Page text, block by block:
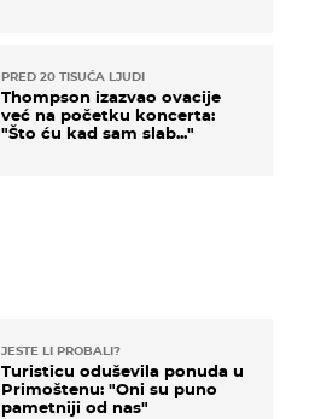
PRED 20 TISUĆA LJUDI
Thompson izazvao ovacije
već na početku koncerta:
"Što ću kad sam slab..."
JESTE LI PROBALI?
Turisticu oduševila ponuda u
Primoštenu: "Oni su puno
pametniji od nas"